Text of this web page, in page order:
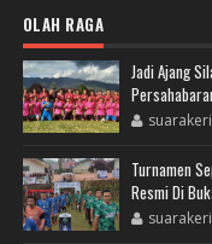
OLAH RAGA
Jadi Ajang
Turnamen
Resmi Di